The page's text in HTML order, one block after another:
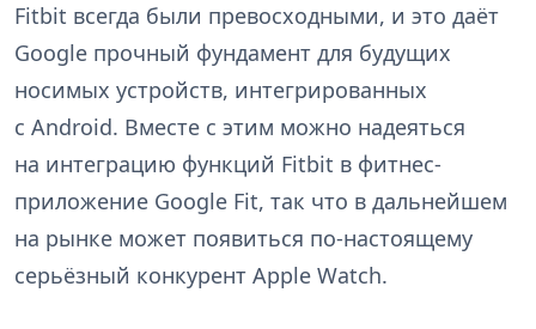
Fitbit всегда были превосходными, и это даёт
Google прочный фундамент для будущих
носимых устройств, интегрированных
с Android. Вместе с этим можно надеяться
на интеграцию функций Fitbit в фитнес-
приложение Google Fit, так что в дальнейшем
на рынке может появиться по-настоящему
серьёзный конкурент Apple Watch.